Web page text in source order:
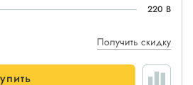
220 В
Получить скидку